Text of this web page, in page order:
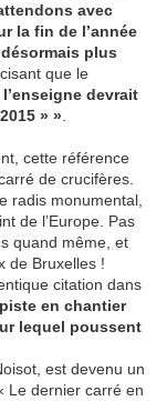
avec
la fin de l’année
plus
que le
devrait
» »
cette référence
de crucifères.
radis monumental,
de l’Europe. Pas
quand même, et
de Bruxelles !
citation dans
en chantier
lequel poussent
est devenu un
Le dernier carré en